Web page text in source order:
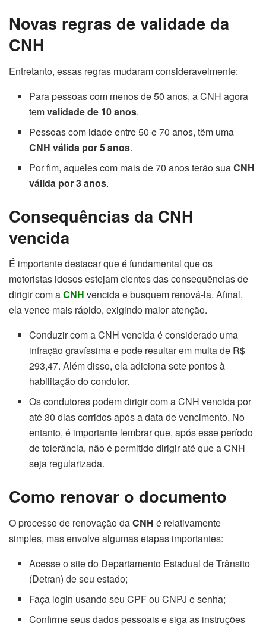
Novas regras de validade da
CNH
Entretanto, essas regras mudaram consideravelmente:
Para pessoas com menos de 50 anos, a CNH agora
temvalidade de 10 anos.
Pessoas com idade entre 50 e 70 anos, têm uma
CNH válida por 5 anos.
Por fim, aqueles com mais de 70 anos terão suaCNH
válida por 3 anos.
Consequências da CNH
vencida
É importante destacar que é fundamental que os
motoristas idosos estejam cientes das consequências de
dirigir com aCNH vencida e busquem renová-la. Afinal,
ela vence mais rápido, exigindo maior atenção.
Conduzir com a CNH vencida é considerado uma
infração gravíssima e pode resultar em multa de R$
293,47. Além disso, ela adiciona sete pontos à
habilitação do condutor.
Os condutores podem dirigir com a CNH vencida por
até 30 dias corridos após a data de vencimento. No
entanto, é importante lembrar que, após esse período
de tolerância, não é permitido dirigir até que a CNH
seja regularizada.
Como renovar o documento
O processo de renovação daCNH é relativamente
simples, mas envolve algumas etapas importantes:
Acesse o site do Departamento Estadual de Trânsito
(Detran) de seu estado;
Faça login usando seu CPF ou CNPJ e senha;
Confirme seus dados pessoais e siga as instruções